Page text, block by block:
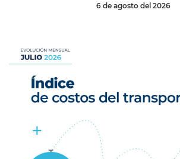
6 de agosto del 2026